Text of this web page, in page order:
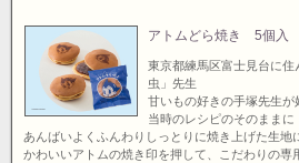
アトムどら焼き 5個入
東京都練馬区富士見台に
虫」先生
甘いもの好きの手塚先生
当時のレシピのそのままに
あんばいよくふんわりしっとりに焼き上げた生地
かわいいアトムの焼き印を押して、こだわりの専